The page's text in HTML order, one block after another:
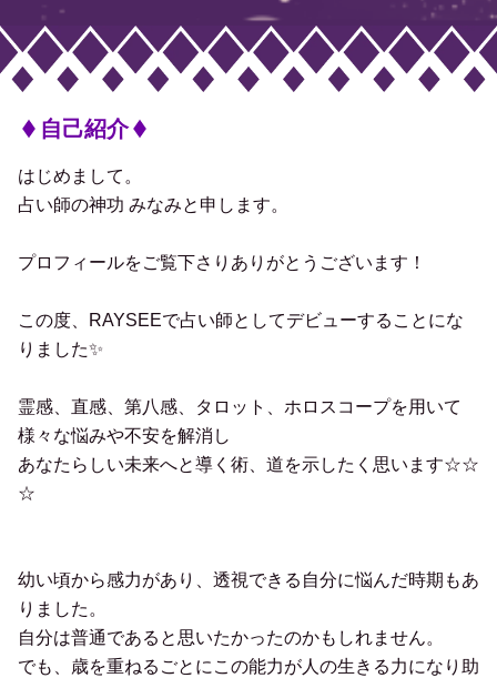
自己紹介
はじめまして。
占い師の神功 みなみと申します。
プロフィールをご覧下さりありがとうございます！
この度、RAYSEEで占い師としてデビューすることにな
りました✨
霊感、直感、第八感、タロット、ホロスコープを用いて
様々な悩みや不安を解消し
あなたらしい未来へと導く術、道を示したく思います☆☆
☆
幼い頃から感力があり、透視できる自分に悩んだ時期もあ
りました。
自分は普通であると思いたかったのかもしれません。
でも、歳を重ねるごとにこの能力が人の生きる力になり助